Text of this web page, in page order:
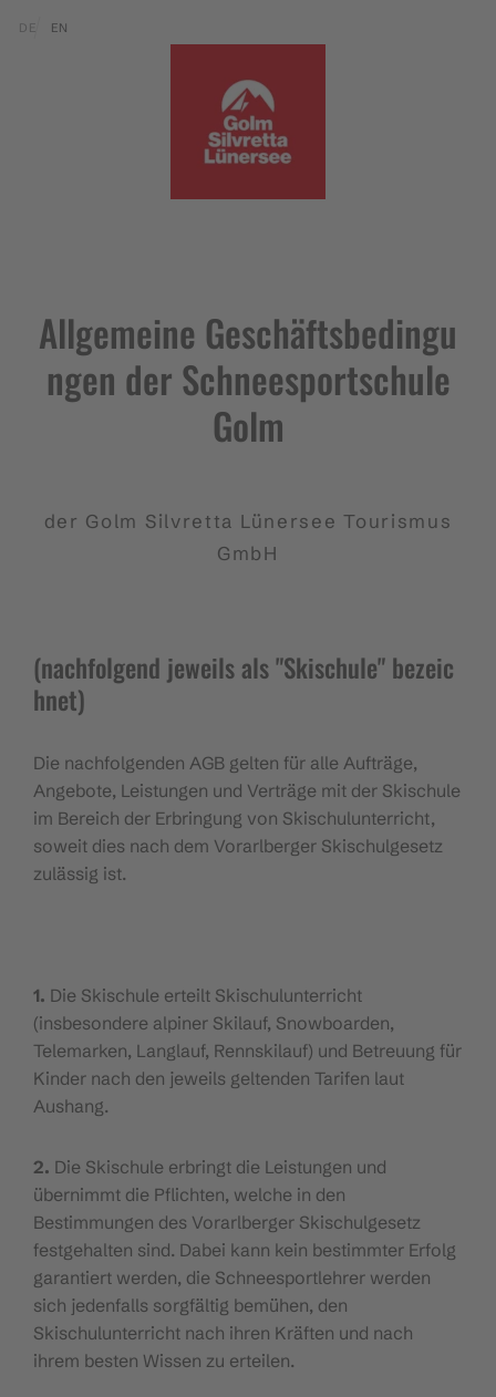
Translations of this page
DE EN
Allgemeine Geschäftsbedingu
ngen der Schneesportschule
Golm
der Golm Silvretta Lünersee Tourismus
GmbH
(nachfolgend jeweils als "Skischule" bezeic
hnet)
Die nachfolgenden AGB gelten für alle Aufträge,
Angebote, Leistungen und Verträge mit der Skischule
im Bereich der Erbringung von Skischulunterricht,
soweit dies nach dem Vorarlberger Skischulgesetz
zulässig ist.
1. Die Skischule erteilt Skischulunterricht
(insbesondere alpiner Skilauf, Snowboarden,
Telemarken, Langlauf, Rennskilauf) und Betreuung für
Kinder nach den jeweils geltenden Tarifen laut
Aushang.
2. Die Skischule erbringt die Leistungen und
übernimmt die Pflichten, welche in den
Bestimmungen des Vorarlberger Skischulgesetz
festgehalten sind. Dabei kann kein bestimmter Erfolg
garantiert werden, die Schneesportlehrer werden
sich jedenfalls sorgfältig bemühen, den
Skischulunterricht nach ihren Kräften und nach
ihrem besten Wissen zu erteilen.